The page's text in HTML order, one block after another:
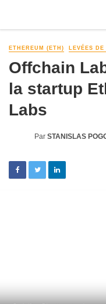
ETHEREUM (ETH) LEVÉES
Offchain
la startup
Labs
Par STANISLAS